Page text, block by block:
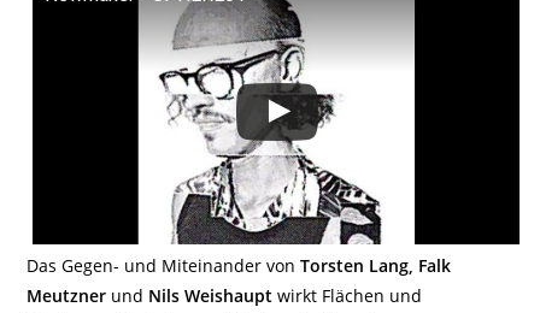
Das Gegen- und Miteinander vonTorsten Lang, Falk
Meutzner und Nils Weishauptwirkt Flächen und